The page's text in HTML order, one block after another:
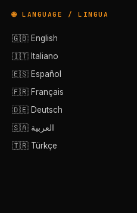
🌐 LANGUAGE / LINGUA
🇬🇧 English
🇮🇹 Italiano
🇪🇸 Español
🇫🇷 Français
🇩🇪 Deutsch
🇸🇦 العربية
🇹🇷 Türkçe